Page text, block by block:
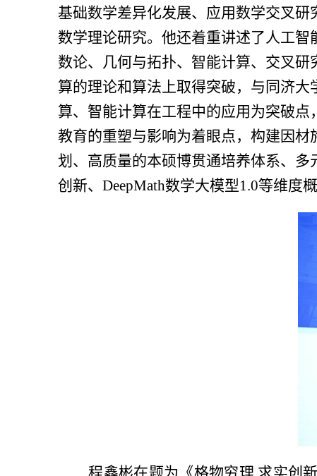
基础数学差异化发展、应用数学交叉
数学理论研究。他还着重讲述了人工
数论、几何与拓扑、智能计算、交叉
算的理论和算法上取得突破，与同济
算、智能计算在工程中的应用为突破点
教育的重塑与影响为着眼点，构建因
划、高质量的本硕博贯通培养体系、多
创新、DeepMath数学大模型1.0等维度